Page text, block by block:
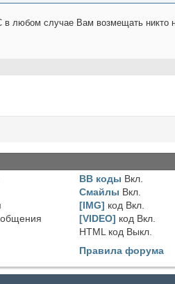
любом случае Вам возмещать никто
BB коды Вкл.
Смайлы Вкл.
[IMG] код Вкл.
[VIDEO] код Вкл.
HTML код Выкл.
Правила форума